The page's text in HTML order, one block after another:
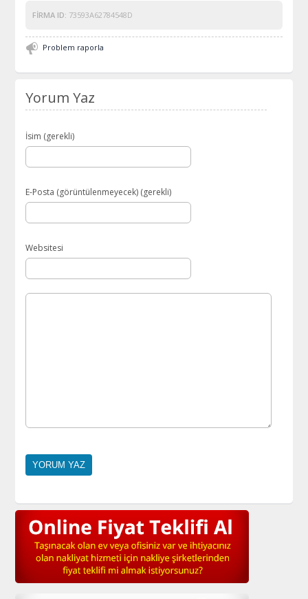
FIRMA ID: 73593A62784548D
Problem raporla
Yorum Yaz
İsim (gerekli)
E-Posta (görüntülenmeyecek) (gerekli)
Websitesi